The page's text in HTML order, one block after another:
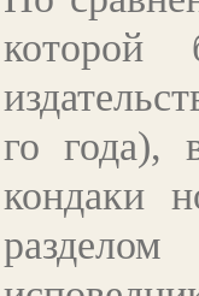
которой
го года),
кондаки